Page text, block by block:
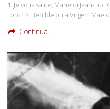
1. Je vous salue, Marie di Jean-
Ford 3. Benilde ou a Virgem Mãe
Continua...